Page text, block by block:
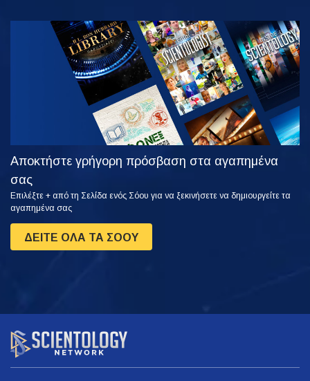
ΠΑΡΑΚΟΛΟΥΘΗΣΤΕ
ΕΞΕΡΕΥΝΗΣΤΕ
ΤΗ ΣΕΙΡΑ
Αποκτήστε γρήγορη πρόσβαση στα αγαπημένα
σας
Επιλέξτε + από τη Σελίδα ενός Σόου για να ξεκινήσετε να δημιουργείτε τα
αγαπημένα σας
ΔΕΙΤΕ ΟΛΑ ΤΑ ΣΟΟΥ